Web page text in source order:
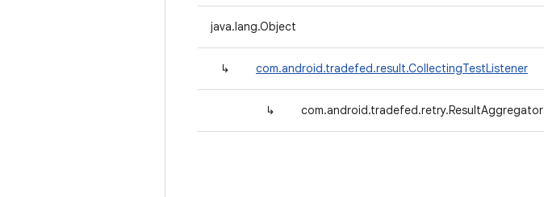
java.lang.Object
↳ com.android.tradefed.result.CollectingTestListener
↳ com.android.tradefed.retry.ResultAggregator